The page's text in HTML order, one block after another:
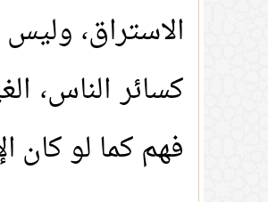
الاستراق،
كسائر الناس،
فهم كما لو كان